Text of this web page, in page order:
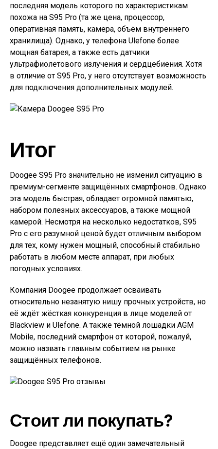
последняя модель которого по характеристикам
похожа на S95 Pro (та же цена, процессор,
оперативная память, камера, объём внутреннего
хранилища). Однако, у телефона Ulefone более
мощная батарея, а также есть датчики
ультрафиолетового излучения и сердцебиения. Хотя
в отличие от S95 Pro, у него отсутствует возможность
для подключения дополнительных модулей.
Итог
Doogee S95 Pro значительно не изменил ситуацию в
премиум-сегменте защищённых смартфонов. Однако
эта модель быстрая, обладает огромной памятью,
набором полезных аксессуаров, а также мощной
камерой. Несмотря на несколько недостатков, S95
Pro с его разумной ценой будет отличным выбором
для тех, кому нужен мощный, способный стабильно
работать в любом месте аппарат, при любых
погодных условиях.
Компания Doogee продолжает осваивать
относительно незанятую нишу прочных устройств, но
её ждёт жёсткая конкуренция в лице моделей от
Blackview и Ulefone. А также тёмной лошадки AGM
Mobile, последний смартфон от которой, пожалуй,
можно назвать главным событием на рынке
защищённых телефонов.
Стоит ли покупать?
Doogee представляет ещё один замечательный